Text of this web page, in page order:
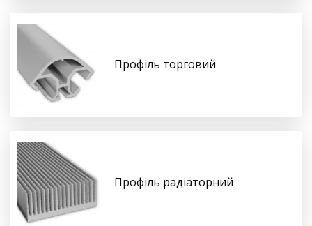
Профіль торговий
Профіль радіаторний